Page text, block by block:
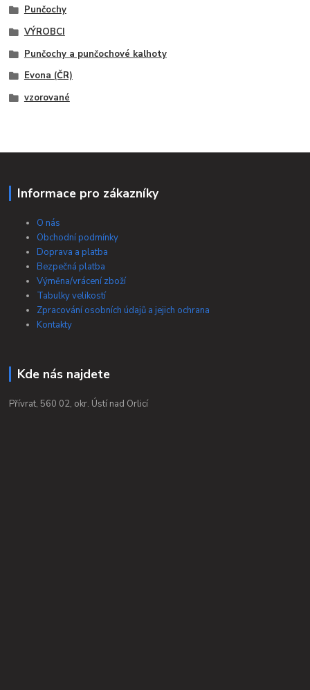
Punčochy
VÝROBCI
Punčochy a punčochové kalhoty
Evona (ČR)
vzorované
Informace pro zákazníky
O nás
Obchodní podmínky
Doprava a platba
Bezpečná platba
Výměna/vrácení zboží
Tabulky velikostí
Zpracování osobních údajů a jejich ochrana
Kontakty
Kde nás najdete
Přívrat, 560 02, okr. Ústí nad Orlicí